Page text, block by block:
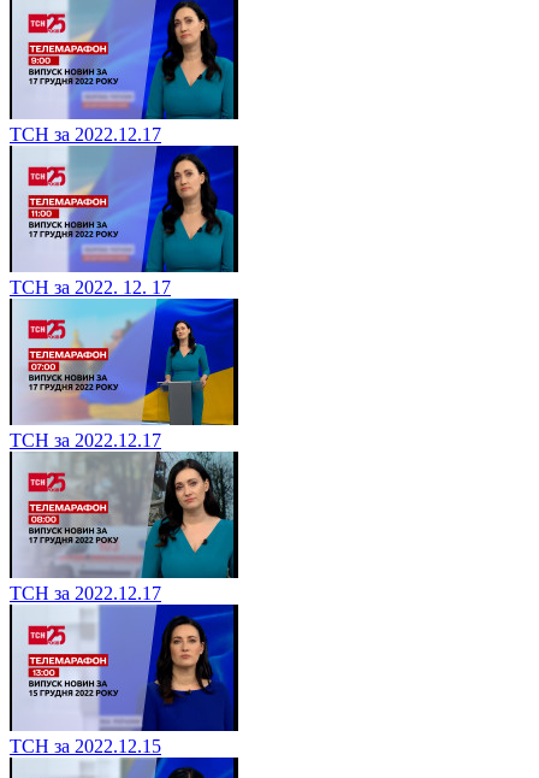
ТСН за 2022.12.17
ТСН за 2022. 12. 17
ТСН за 2022.12.17
ТСН за 2022.12.17
ТСН за 2022.12.15